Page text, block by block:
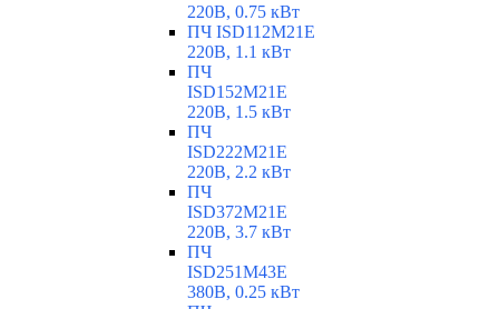
220В, 0.75 кВт
ПЧ ISD112M21E
220В, 1.1 кВт
ПЧ
ISD152M21E
220В, 1.5 кВт
ПЧ
ISD222M21E
220В, 2.2 кВт
ПЧ
ISD372M21E
220В, 3.7 кВт
ПЧ
ISD251M43E
380В, 0.25 кВт